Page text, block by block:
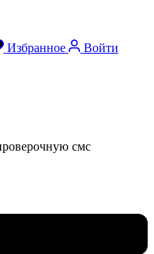
Избранное Войти
смс